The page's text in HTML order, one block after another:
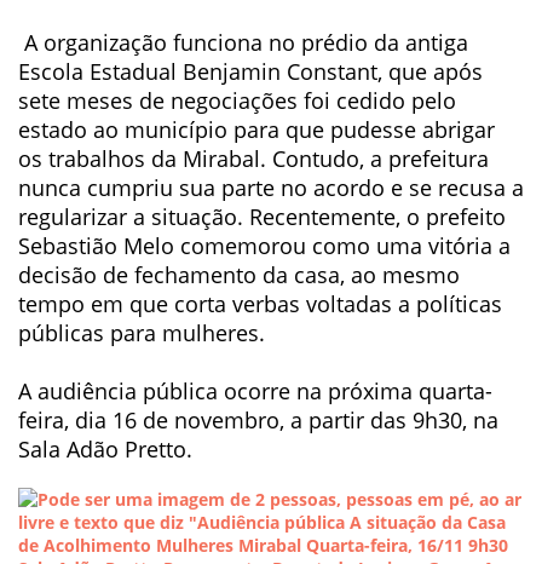
A organização funciona no prédio da antiga
Escola Estadual Benjamin Constant, que após
sete meses de negociações foi cedido pelo
estado ao município para que pudesse abrigar
os trabalhos da Mirabal. Contudo, a prefeitura
nunca cumpriu sua parte no acordo e se recusa a
regularizar a situação. Recentemente, o prefeito
Sebastião Melo comemorou como uma vitória a
decisão de fechamento da casa, ao mesmo
tempo em que corta verbas voltadas a políticas
públicas para mulheres.
A audiência pública ocorre na próxima quarta-
feira, dia 16 de novembro, a partir das 9h30, na
Sala Adão Pretto.